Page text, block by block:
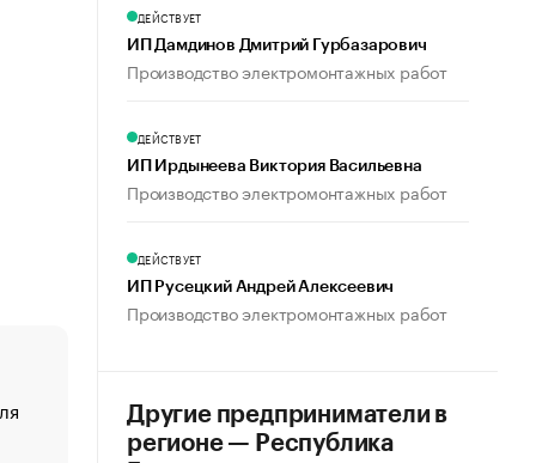
«От спорта тело стареет иначе». Как живет глава
создавшей GTA
ДЕЙСТВУЕТ
ИП Дамдинов Дмитрий Гурбазарович
Производство электромонтажных работ
ДЕЙСТВУЕТ
ИП Ирдынеева Виктория Васильевна
Производство электромонтажных работ
ДЕЙСТВУЕТ
ИП Русецкий Андрей Алексеевич
Производство электромонтажных работ
Другие предприниматели в
регионе — Республика